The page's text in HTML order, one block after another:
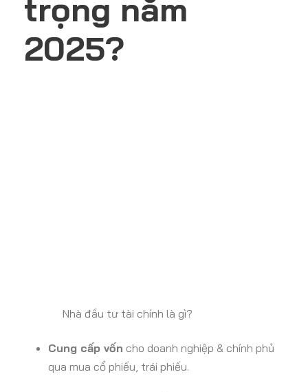
trọng năm
2025?
Nhà đầu tư tài chính là gì?
Cung cấp vốn cho doanh nghiệp & chính phủ
qua mua cổ phiếu, trái phiếu.